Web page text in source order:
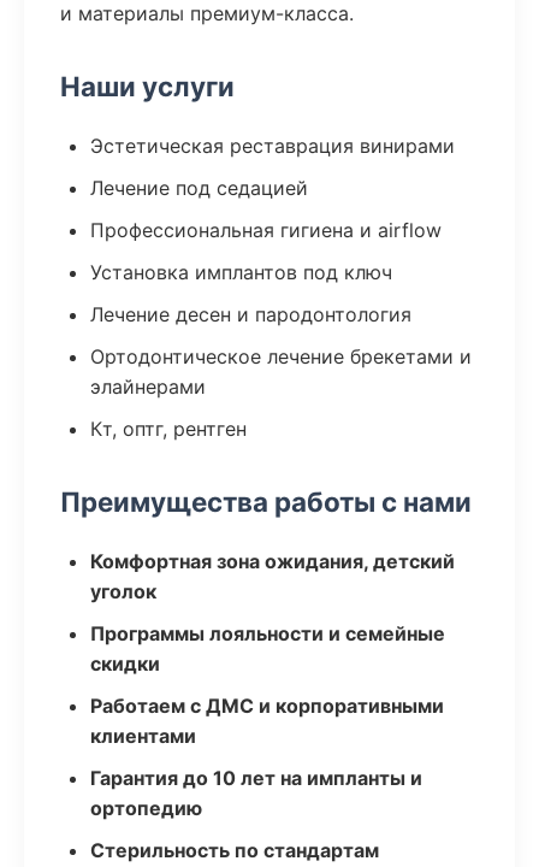
и материалы премиум-класса.
Наши услуги
Эстетическая реставрация винирами
Лечение под седацией
Профессиональная гигиена и airflow
Установка имплантов под ключ
Лечение десен и пародонтология
Ортодонтическое лечение брекетами и
элайнерами
Кт, оптг, рентген
Преимущества работы с нами
Комфортная зона ожидания, детский
уголок
Программы лояльности и семейные
скидки
Работаем с ДМС и корпоративными
клиентами
Гарантия до 10 лет на импланты и
ортопедию
Стерильность по стандартам